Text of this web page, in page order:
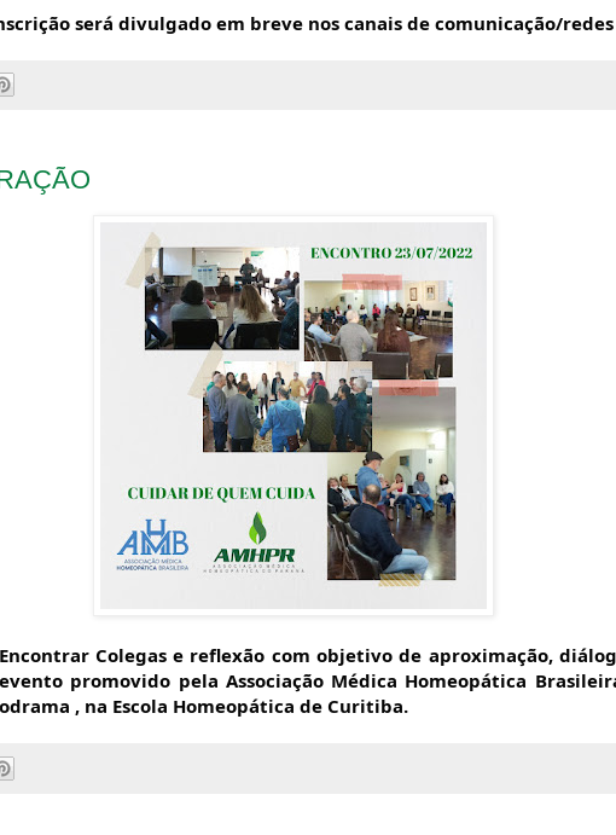
será divulgado em breve nos canais de comunicação/redes
Colegas e reflexão com objetivo de aproximação,
promovido pela Associação Médica Homeopática
, na Escola Homeopática de Curitiba.